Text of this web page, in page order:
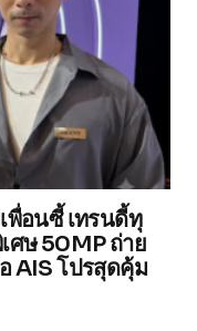
พื่อนซี้ เทรนดี้ทุ
ศษ 50MP ถ่าย
AIS โปรสุดคุ้ม